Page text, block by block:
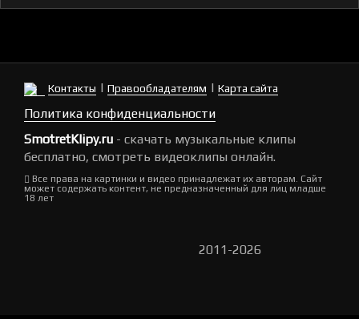
Контакты | Правообладателям | Карта сайта
Политика конфиденциальности
SmotretKlipy.ru - скачать музыкальные клипы
бесплатно, смотреть видеоклипы онлайн.
Все права на картинки и видео принадлежат их авторам. Сайт
может содержать контент, не предназначенный для лиц младше
18 лет
2011-2026